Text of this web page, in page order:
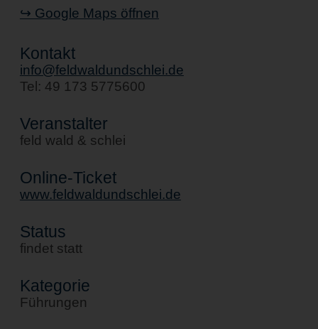
↪ Google Maps öffnen
Kontakt
info@feldwaldundschlei.de
Tel: 49 173 5775600
Veranstalter
feld wald & schlei
Online-Ticket
www.feldwaldundschlei.de
Status
findet statt
Kategorie
Führungen